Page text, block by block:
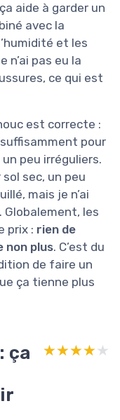
aide à garder un
avec la
et les
n’ai pas eu la
ce qui est
est correcte :
pour
peu irréguliers.
sec, un peu
mais je n’ai
Globalement, les
prix : rien de
non plus. C’est du
de faire un
ça tienne plus
ça
★★★★★
★★★★★